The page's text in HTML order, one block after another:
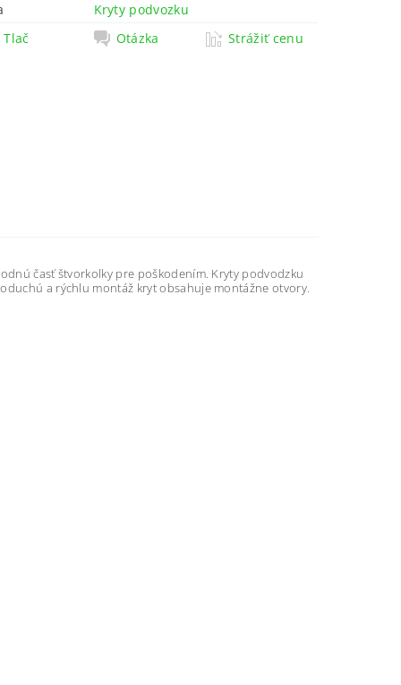
Kryty podvozku
Tlač
Otázka Strážiť cenu
časť štvorkolky pre poškodením. Kryty podvodzku
a rýchlu montáž kryt obsahuje montážne otvory.